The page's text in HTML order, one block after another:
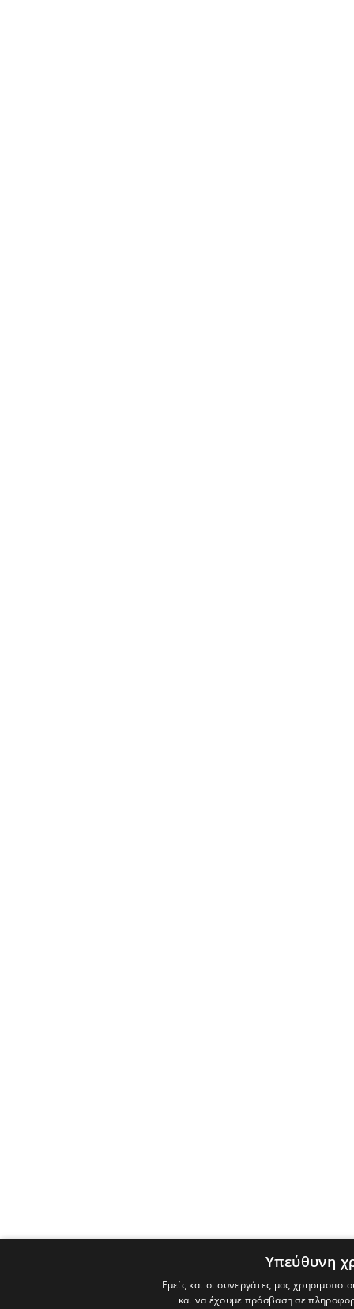
Υπεύθυνη
Εμείς και οι συνεργάτες μας
και να έχουμε πρόσβαση σε